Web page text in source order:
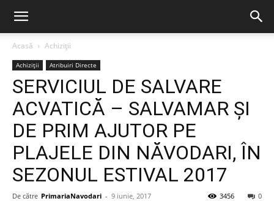
Acasă Achiziții
Achiziții Atribuiri Directe
SERVICIUL DE SALVARE
ACVATICĂ – SALVAMAR ȘI
DE PRIM AJUTOR PE
PLAJELE DIN NĂVODARI, ÎN
SEZONUL ESTIVAL 2017
De către PrimariaNavodari - 9 iunie, 2017 0
3456